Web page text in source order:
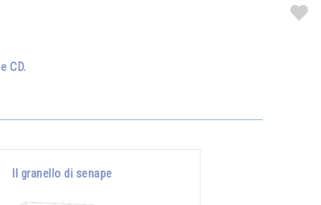
CD.
Il granello di senape